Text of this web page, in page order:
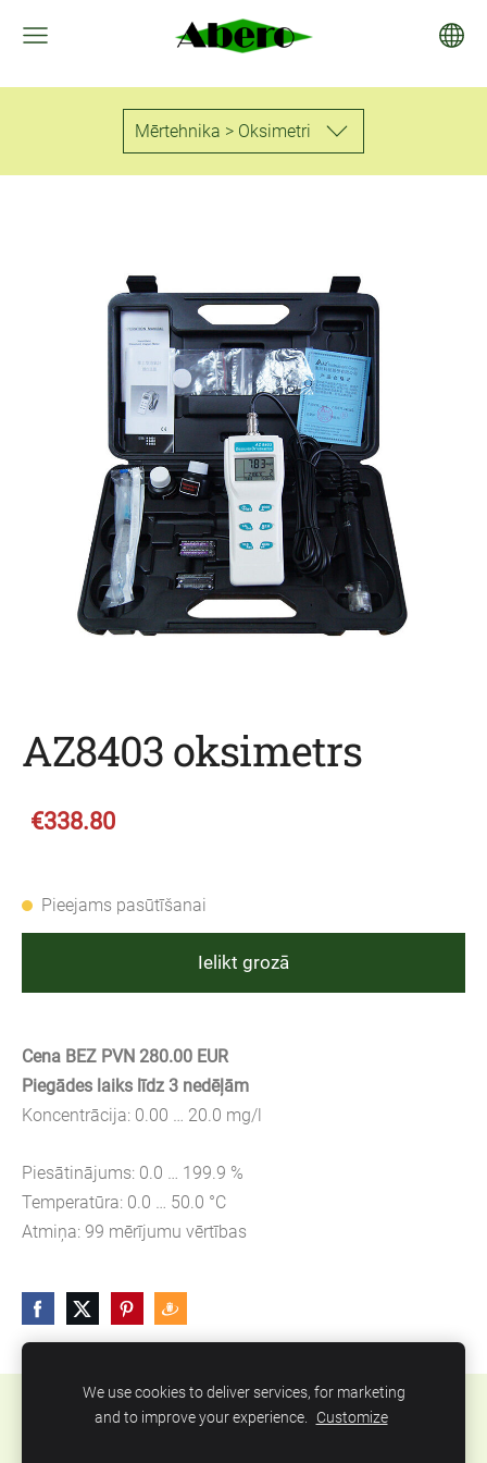
Mērtehnika > Oksimetri
AZ8403 oksimetrs
€338.80
Pieejams pasūtīšanai
Ielikt grozā
Cena BEZ PVN 280.00 EUR
Piegādes laiks līdz 3 nedēļām
Koncentrācija: 0.00 … 20.0 mg/l
Piesātinājums: 0.0 … 199.9 %
Temperatūra: 0.0 … 50.0 °C
Atmiņa: 99 mērījumu vērtības
Sīkdatnes
We use cookies to deliver services, for marketing
and to improve your experience. Customize